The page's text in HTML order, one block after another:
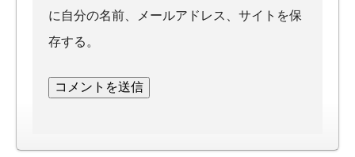
に自分の名前、メールアドレス、サイトを保
存する。